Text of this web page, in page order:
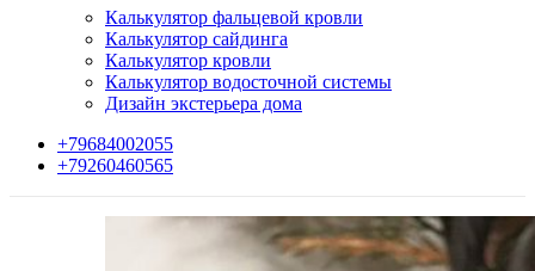
Калькулятор фальцевой кровли
Калькулятор сайдинга
Калькулятор кровли
Калькулятор водосточной системы
Дизайн экстерьера дома
+79684002055
+79260460565